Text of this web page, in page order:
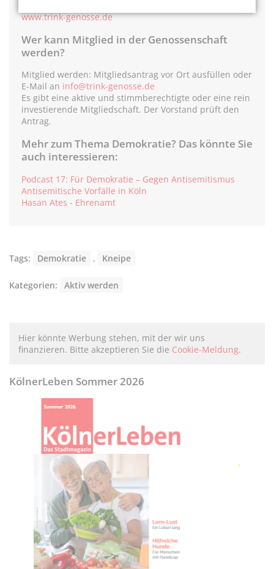
www.trink-genosse.de
Wer kann Mitglied in der Genossenschaft
werden?
Mitglied werden: Mitgliedsantrag vor Ort ausfüllen oder
E-Mail an info@trink-genosse.de
Es gibt eine aktive und stimmberechtigte oder eine rein
investierende Mitgliedschaft. Der Vorstand prüft den
Antrag.
Mehr zum Thema Demokratie? Das könnte Sie
auch interessieren:
Podcast 17: Für Demokratie – Gegen Antisemitismus
Antisemitische Vorfälle in Köln
Hasan Ates - Ehrenamt
Tags: Demokratie , Kneipe
Kategorien: Aktiv werden
Hier könnte Werbung stehen, mit der wir uns
finanzieren. Bitte akzeptieren Sie die Cookie-Meldung.
KölnerLeben Sommer 2026